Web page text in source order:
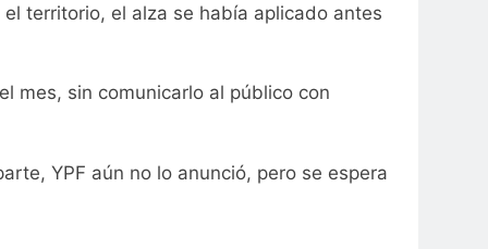
territorio, el alza se había aplicado antes
mes, sin comunicarlo al público con
YPF aún no lo anunció, pero se espera